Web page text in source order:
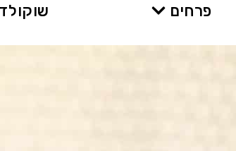
פרחים שוקולד